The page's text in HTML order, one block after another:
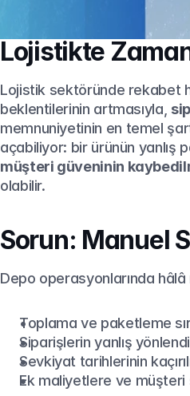
Lojistikte
Lojistik sektöründe rekabet
beklentilerinin artmasıyla,
memnuniyetinin en temel
müşteri güveninin
olabilir.
Sorun: Manuel
Depo operasyonlarında hâlâ
Toplama ve paketleme
Siparişlerin yanlış
Sevkiyat tarihlerinin
Ek maliyetlere ve